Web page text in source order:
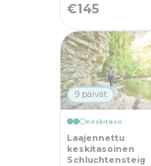
€145
9 päivät
Keskitaso
Laajennettu
keskitasoinen
Schluchtensteig